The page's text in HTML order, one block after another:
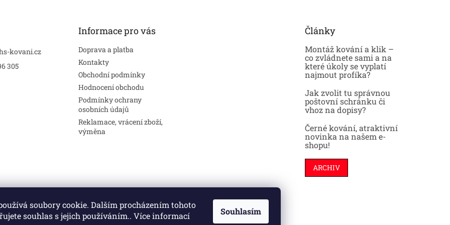
soubory cookie. Dalším procházením tohoto
souhlas s jejich používáním.. Více informací
Souhlasím
kovani.cz
305
Informace pro vás
Doprava a platba
Kontakty
Obchodní podmínky
Hodnocení obchodu
Podmínky ochrany
osobních údajů
Reklamace, vrácení zboží,
výměna
Články
Montáž kování a klik –
co zvládnete sami a na
které úkoly se vyplatí
najmout profíka?
Jak zvolit tu správnou
poštovní schránku či
vhoz na dopisy?
Černé kování, atraktivní
novinka na našem e-
shopu!
ARCHIV
Stavební pouzdra Interiéry Dveře